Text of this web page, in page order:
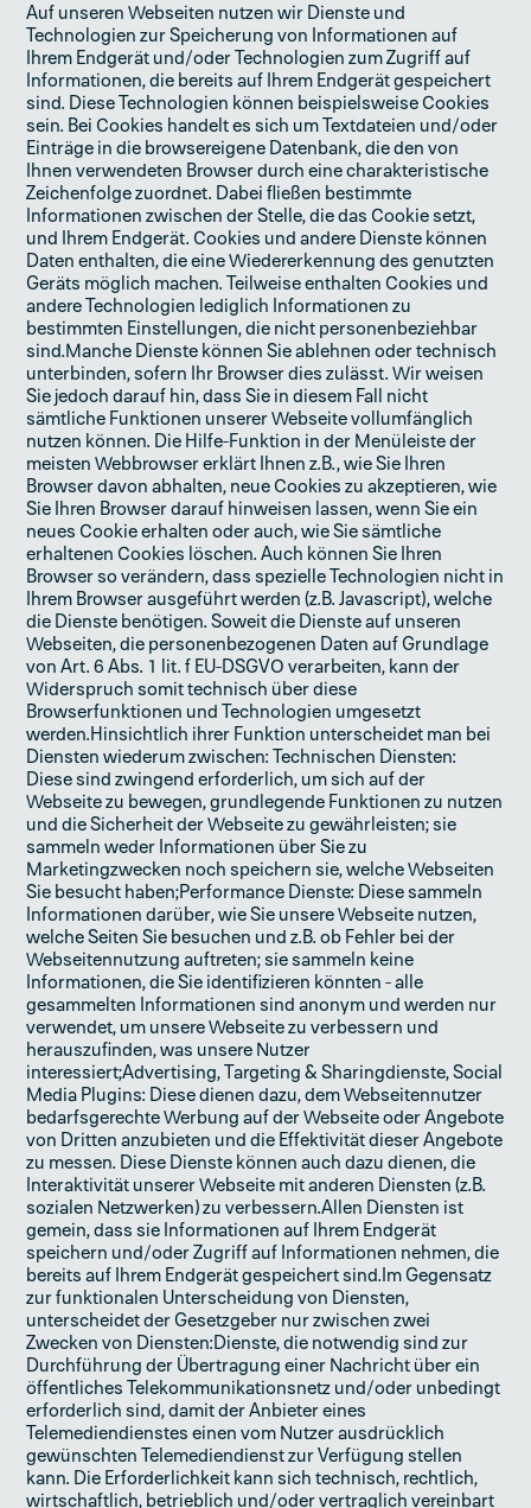
Auf unseren Webseiten nutzen wir Dienste und
Technologien zur Speicherung von Informationen auf
Ihrem Endgerät und/oder Technologien zum Zugriff auf
Informationen, die bereits auf Ihrem Endgerät gespeichert
sind. Diese Technologien können beispielsweise Cookies
sein. Bei Cookies handelt es sich um Textdateien und/oder
Einträge in die browsereigene Datenbank, die den von
Ihnen verwendeten Browser durch eine charakteristische
Zeichenfolge zuordnet. Dabei fließen bestimmte
Informationen zwischen der Stelle, die das Cookie setzt,
und Ihrem Endgerät. Cookies und andere Dienste können
Daten enthalten, die eine Wiedererkennung des genutzten
Geräts möglich machen. Teilweise enthalten Cookies und
andere Technologien lediglich Informationen zu
bestimmten Einstellungen, die nicht personenbeziehbar
sind.Manche Dienste können Sie ablehnen oder technisch
unterbinden, sofern Ihr Browser dies zulässt. Wir weisen
Sie jedoch darauf hin, dass Sie in diesem Fall nicht
sämtliche Funktionen unserer Webseite vollumfänglich
nutzen können. Die Hilfe-Funktion in der Menüleiste der
meisten Webbrowser erklärt Ihnen z.B., wie Sie Ihren
Browser davon abhalten, neue Cookies zu akzeptieren, wie
Sie Ihren Browser darauf hinweisen lassen, wenn Sie ein
neues Cookie erhalten oder auch, wie Sie sämtliche
erhaltenen Cookies löschen. Auch können Sie Ihren
Browser so verändern, dass spezielle Technologien nicht in
Ihrem Browser ausgeführt werden (z.B. Javascript), welche
die Dienste benötigen. Soweit die Dienste auf unseren
Webseiten, die personenbezogenen Daten auf Grundlage
von Art. 6 Abs. 1 lit. f EU-DSGVO verarbeiten, kann der
Widerspruch somit technisch über diese
Browserfunktionen und Technologien umgesetzt
werden.Hinsichtlich ihrer Funktion unterscheidet man bei
Diensten wiederum zwischen: Technischen Diensten:
Diese sind zwingend erforderlich, um sich auf der
Webseite zu bewegen, grundlegende Funktionen zu nutzen
und die Sicherheit der Webseite zu gewährleisten; sie
sammeln weder Informationen über Sie zu
Marketingzwecken noch speichern sie, welche Webseiten
Sie besucht haben;Performance Dienste: Diese sammeln
Informationen darüber, wie Sie unsere Webseite nutzen,
welche Seiten Sie besuchen und z.B. ob Fehler bei der
Webseitennutzung auftreten; sie sammeln keine
Informationen, die Sie identifizieren könnten - alle
gesammelten Informationen sind anonym und werden nur
verwendet, um unsere Webseite zu verbessern und
herauszufinden, was unsere Nutzer
interessiert;Advertising, Targeting & Sharingdienste, Social
Media Plugins: Diese dienen dazu, dem Webseitennutzer
bedarfsgerechte Werbung auf der Webseite oder Angebote
von Dritten anzubieten und die Effektivität dieser Angebote
zu messen. Diese Dienste können auch dazu dienen, die
Interaktivität unserer Webseite mit anderen Diensten (z.B.
sozialen Netzwerken) zu verbessern.Allen Diensten ist
gemein, dass sie Informationen auf Ihrem Endgerät
speichern und/oder Zugriff auf Informationen nehmen, die
bereits auf Ihrem Endgerät gespeichert sind.Im Gegensatz
zur funktionalen Unterscheidung von Diensten,
unterscheidet der Gesetzgeber nur zwischen zwei
Zwecken von Diensten:Dienste, die notwendig sind zur
Durchführung der Übertragung einer Nachricht über ein
öffentliches Telekommunikationsnetz und/oder unbedingt
erforderlich sind, damit der Anbieter eines
Telemediendienstes einen vom Nutzer ausdrücklich
gewünschten Telemediendienst zur Verfügung stellen
kann. Die Erforderlichkeit kann sich technisch, rechtlich,
wirtschaftlich, betrieblich und/oder vertraglich vereinbart